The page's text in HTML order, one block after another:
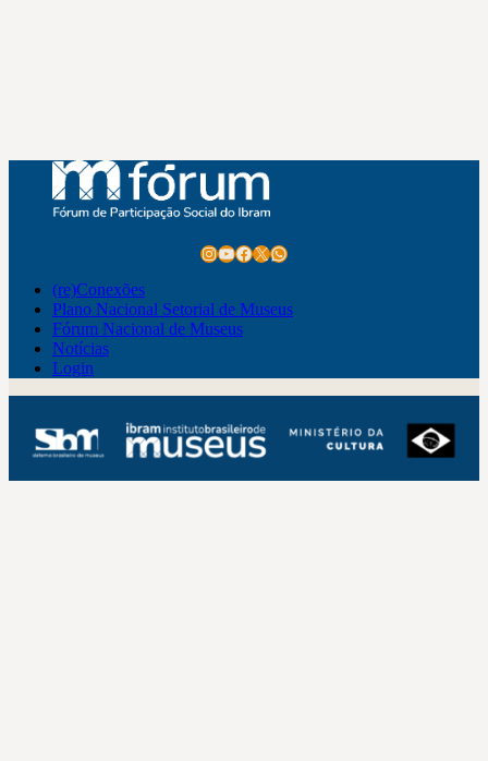
Instagram
Youtube
Facebook
X WhatsApp
(re)Conexões
Plano Nacional Setorial de Museus
Fórum Nacional de Museus
Notícias
Login